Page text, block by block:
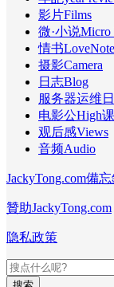
影片Films
微·小说Micro
情书
摄影Camera
日志Blog
服务器运维
电影公High课
观后感Views
音频Audio
JackyTong.com備
贊助JackyTong.com
隐私政策